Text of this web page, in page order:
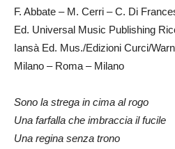
F. Abbate – M. Cerri – C. Di
Ed. Universal Music Publishing
Iansà Ed. Mus./Edizioni Curci/
Milano – Roma – Milano
Sono la strega in cima al rogo
Una farfalla che imbraccia il fucile
Una regina senza trono